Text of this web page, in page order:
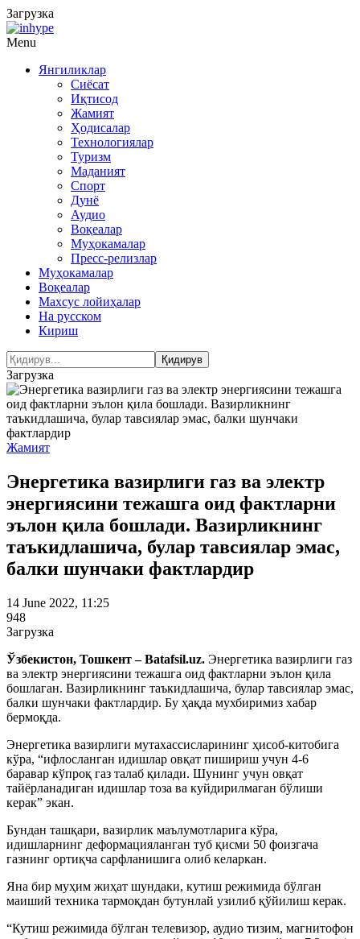
Загрузка
Menu
Янгиликлар
Сиёсат
Иқтисод
Жамият
Ҳодисалар
Технологиялар
Туризм
Маданият
Спорт
Дунё
Аудио
Воқеалар
Муҳокамалар
Пресс-релизлар
Муҳокамалар
Воқеалар
Махсус лойиҳалар
На русском
Кириш
Загрузка
Жамият
Энергетика вазирлиги газ ва электр
энергиясини тежашга оид фактларни
эълон қила бошлади. Вазирликнинг
таъкидлашича, булар тавсиялар эмас,
балки шунчаки фактлардир
14 June 2022, 11:25
948
Загрузка
Ўзбекистон, Тошкент – Batafsil.uz. Энергетика вазирлиги газ
ва электр энергиясини тежашга оид фактларни эълон қила
бошлаган. Вазирликнинг таъкидлашича, булар тавсиялар эмас,
балки шунчаки фактлардир. Бу ҳақда мухбиримиз хабар
бермоқда.
Энергетика вазирлиги мутахассисларининг ҳисоб-китобига
кўра, “ифлосланган идишлар овқат пишириш учун 4-6
баравар кўпроқ газ талаб қилади. Шунинг учун овқат
тайёрланадиган идишлар тоза ва куйдирилмаган бўлиши
керак” экан.
Бундан ташқари, вазирлик маълумотларига кўра,
идишларнинг деформацияланган туб қисми 50 фоизгача
газнинг ортиқча сарфланишига олиб келаркан.
Яна бир муҳим жиҳат шундаки, кутиш режимида бўлган
маиший техника тармоқдан бутунлай узилиб қўйилиш керак.
“Кутиш режимида бўлган телевизор, аудио тизим, магнитофон